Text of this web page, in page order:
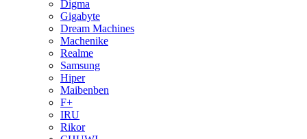
Digma
Gigabyte
Dream Machines
Machenike
Realme
Samsung
Hiper
Maibenben
F+
IRU
Rikor